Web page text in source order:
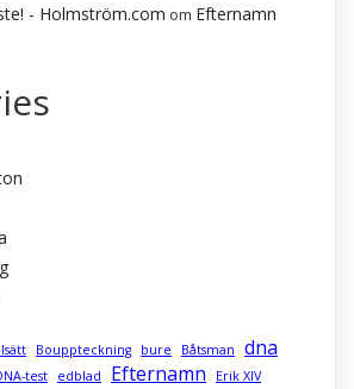
- Holmström.com om Efternamn
Bouppteckning bure Båtsman dna
test edblad Efternamn
Erik XIV